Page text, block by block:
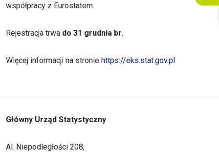
współpracy z Eurostatem.
Rejestracja trwa do 31 grudnia br.
Więcej informacji na stronie https://eks.stat.gov.pl
Główny Urząd Statystyczny
Al. Niepodległości 208,